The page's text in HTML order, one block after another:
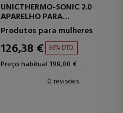
UNICTHERMO-SONIC 2.0
APARELHO PARA
TRATAMENTO FACIAL
Produtos para mulheres
126,38 € 36% DTO.
Preço habitual 198,00 €
0 revisões